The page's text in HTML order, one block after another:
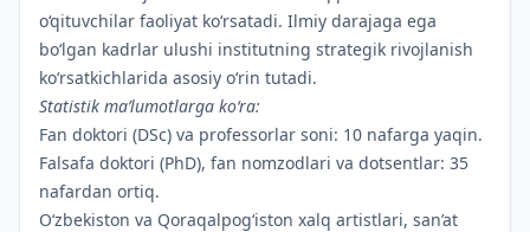
o‘qituvchilar faoliyat ko‘rsatadi. Ilmiy darajaga ega
bo‘lgan kadrlar ulushi institutning strategik rivojlanish
ko‘rsatkichlarida asosiy o‘rin tutadi.
Statistik ma’lumotlarga ko‘ra:
Fan doktori (DSc) va professorlar soni: 10 nafarga yaqin.
Falsafa doktori (PhD), fan nomzodlari va dotsentlar: 35
nafardan ortiq.
O‘zbekiston va Qoraqalpog‘iston xalq artistlari, san’at